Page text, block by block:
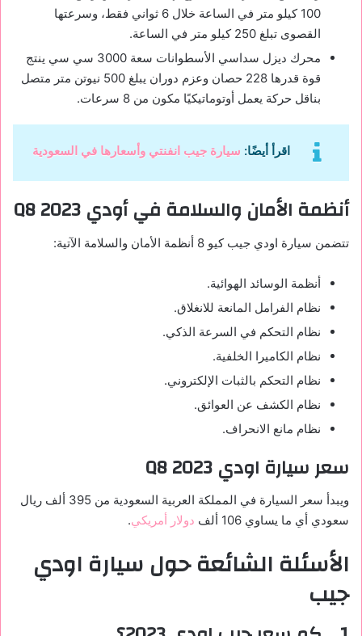
100 كيلو متر في الساعة خلال 6 ثواني فقط، وسرعتها
القصوى تبلغ 250 كيلو متر في الساعة.
محرك ديزل سداسي الأسطوانات سعة 3000 سي سي ينتج
قوة قدرها 228 حصان وعزم دوران يبلغ 500 نيوتن متر متصل
بناقل حركة يعمل أوتوماتيكيًا مكون من 8 سرعات.
اقرأ أيضًا: سيارة جيب انفنتي وأسعارها في السعودية
أنظمة الأمان والسلامة في أوديQ8 2023
تتضمن سيارة اودي جيب كيو 8 أنظمة الأمان والسلامة الآتية:
أنظمة الوسائد الهوائية.
نظام الفرامل المانعة للانغلاق.
نظام التحكم في السرعة الذكي.
نظام الكاميرا الخلفية.
نظام التحكم بالثبات الإلكتروني.
نظام الكشف عن العوائق.
نظام مانع الانحراف.
سعر سيارة اوديQ8 2023
ويبدأ سعر السيارة في المملكة العربية السعودية من 395 ألف ريال
سعودي أي ما يساوي 106 ألف
دولار أمريكي.
الأسئلة الشائعة حول سيارة اودي
جيب